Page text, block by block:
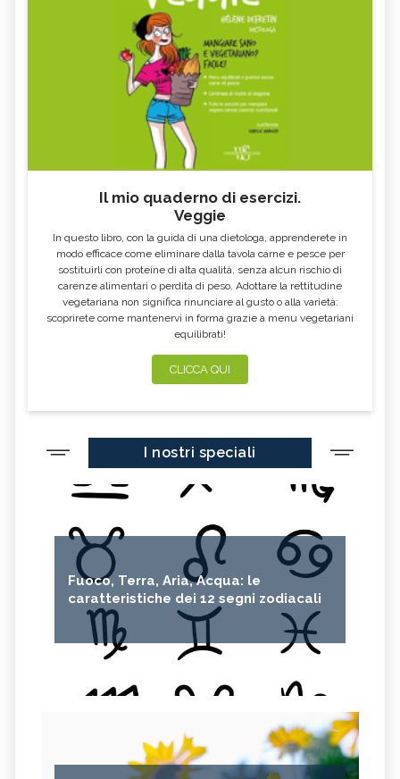
Il mio quaderno di esercizi.
Veggie
In questo libro, con la guida di una dietologa, apprenderete in
modo efficace come eliminare dalla tavola carne e pesce per
sostituirli con proteine di alta qualità, senza alcun rischio di
carenze alimentari o perdita di peso. Adottare la rettitudine
vegetariana non significa rinunciare al gusto o alla varietà:
scoprirete come mantenervi in forma grazie a menu vegetariani
equilibrati!
CLICCA QUI
I nostri speciali
Fuoco, Terra, Aria, Acqua: le
caratteristiche dei 12 segni zodiacali